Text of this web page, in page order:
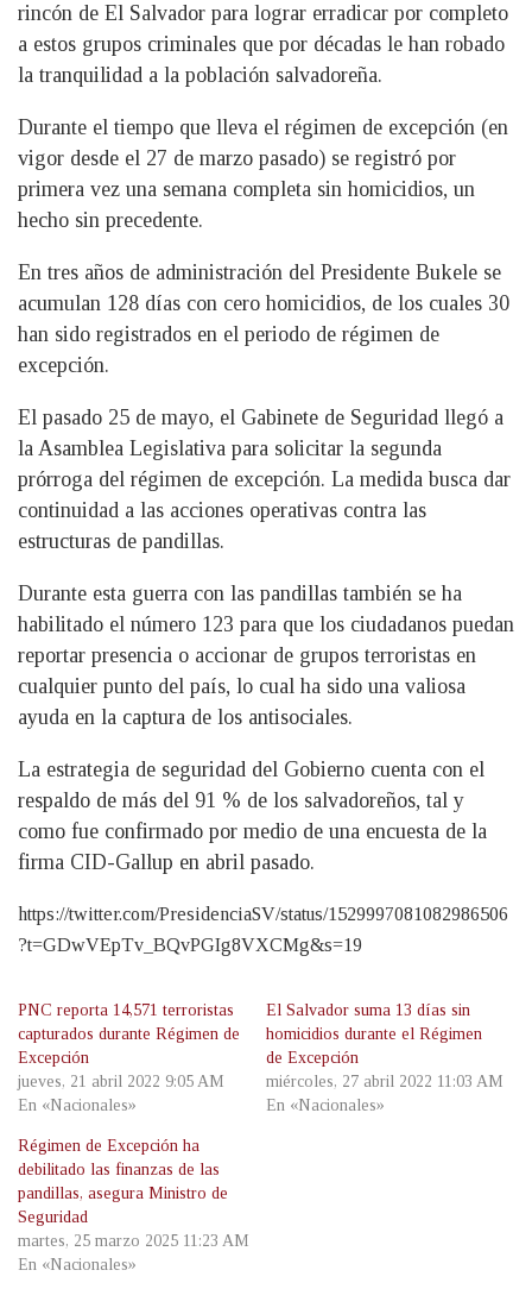
rincón de El Salvador para lograr erradicar por completo
a estos grupos criminales que por décadas le han robado
la tranquilidad a la población salvadoreña.
Durante el tiempo que lleva el régimen de excepción (en
vigor desde el 27 de marzo pasado) se registró por
primera vez una semana completa sin homicidios, un
hecho sin precedente.
En tres años de administración del Presidente Bukele se
acumulan 128 días con cero homicidios, de los cuales 30
han sido registrados en el periodo de régimen de
excepción.
El pasado 25 de mayo, el Gabinete de Seguridad llegó a
la Asamblea Legislativa para solicitar la segunda
prórroga del régimen de excepción. La medida busca dar
continuidad a las acciones operativas contra las
estructuras de pandillas.
Durante esta guerra con las pandillas también se ha
habilitado el número 123 para que los ciudadanos puedan
reportar presencia o accionar de grupos terroristas en
cualquier punto del país, lo cual ha sido una valiosa
ayuda en la captura de los antisociales.
La estrategia de seguridad del Gobierno cuenta con el
respaldo de más del 91 % de los salvadoreños, tal y
como fue confirmado por medio de una encuesta de la
firma CID-Gallup en abril pasado.
https://twitter.com/PresidenciaSV/status/1529997081082986506
?t=GDwVEpTv_BQvPGIg8VXCMg&s=19
PNC reporta 14,571 terroristas
capturados durante Régimen de
Excepción
jueves, 21 abril 2022 9:05 AM
En «Nacionales»
El Salvador suma 13 días sin
homicidios durante el Régimen
de Excepción
miércoles, 27 abril 2022 11:03 AM
En «Nacionales»
Régimen de Excepción ha
debilitado las finanzas de las
pandillas, asegura Ministro de
Seguridad
martes, 25 marzo 2025 11:23 AM
En «Nacionales»